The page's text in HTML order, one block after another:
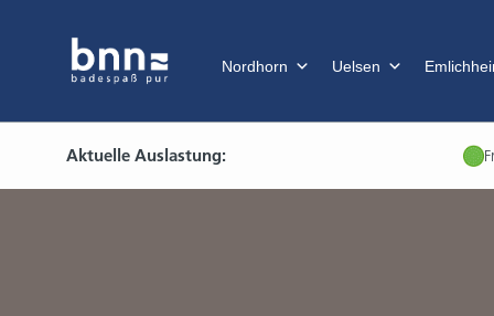
Nordhorn Uelsen
Aktuelle Auslastung: